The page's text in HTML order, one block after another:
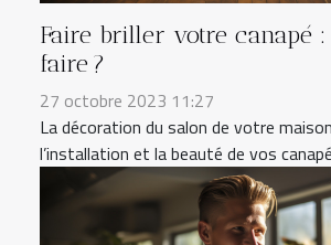
Faire briller votre canapé
faire ?
27 octobre 2023 11:27
La décoration du salon de votre
l’installation et la beauté de vos